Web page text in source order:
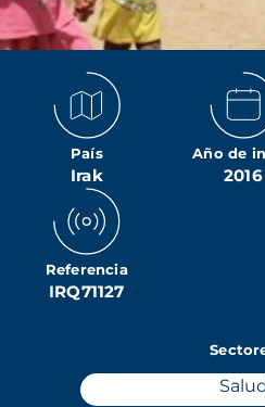
País
Irak
Año de
2016
Referencia
IRQ71127